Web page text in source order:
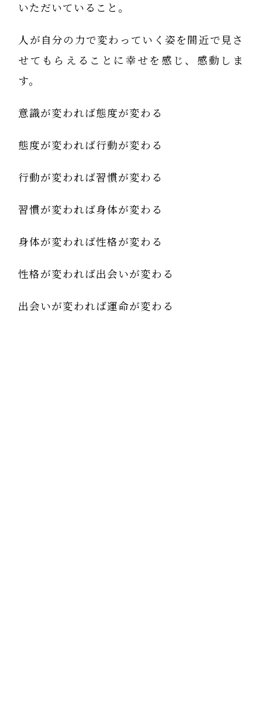
いただいていること。
人が自分の力で変わっていく姿を間近で見さ
せてもらえることに幸せを感じ、感動しま
す。
意識が変われば態度が変わる
態度が変われば行動が変わる
行動が変われば習慣が変わる
習慣が変われば身体が変わる
身体が変われば性格が変わる
性格が変われば出会いが変わる
出会いが変われば運命が変わる